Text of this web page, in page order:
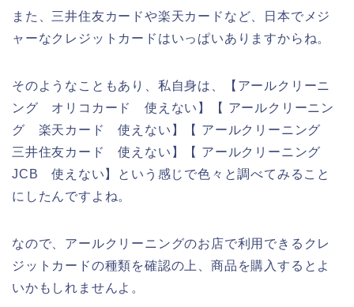
また、三井住友カードや楽天カードなど、日本でメジ
ャーなクレジットカードはいっぱいありますからね。
そのようなこともあり、私自身は、【アールクリーニ
ング オリコカード 使えない】【 アールクリーニン
グ 楽天カード 使えない】【 アールクリーニング
三井住友カード 使えない】【 アールクリーニング
JCB 使えない】という感じで色々と調べてみること
にしたんですよね。
なので、アールクリーニングのお店で利用できるクレ
ジットカードの種類を確認の上、商品を購入するとよ
いかもしれませんよ。